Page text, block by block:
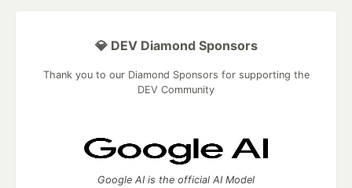
💎 DEV Diamond Sponsors
Thank you to our Diamond Sponsors for supporting the
DEV Community
Google AI is the official AI Model